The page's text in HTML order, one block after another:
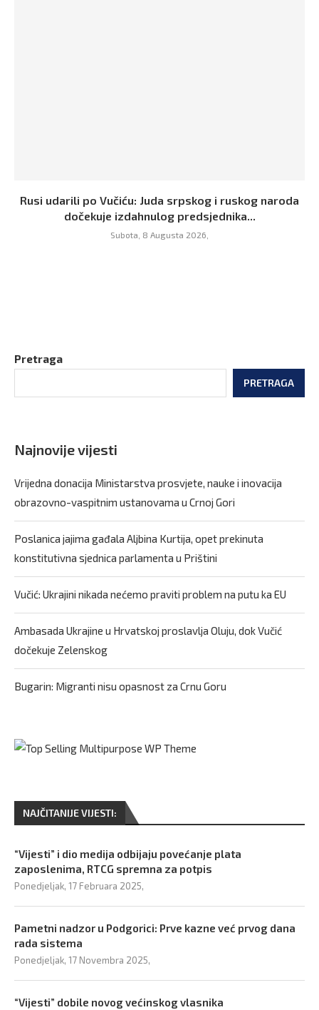
Rusi udarili po Vučiću: Juda srpskog i ruskog naroda
dočekuje izdahnulog predsjednika...
Subota, 8 Augusta 2026,
Pretraga
PRETRAGA
Najnovije vijesti
Vrijedna donacija Ministarstva prosvjete, nauke i inovacija
obrazovno-vaspitnim ustanovama u Crnoj Gori
Poslanica jajima gađala Aljbina Kurtija, opet prekinuta
konstitutivna sjednica parlamenta u Prištini
Vučić: Ukrajini nikada nećemo praviti problem na putu ka EU
Ambasada Ukrajine u Hrvatskoj proslavlja Oluju, dok Vučić
dočekuje Zelenskog
Bugarin: Migranti nisu opasnost za Crnu Goru
NAJČITANIJE VIJESTI:
“Vijesti” i dio medija odbijaju povećanje plata
zaposlenima, RTCG spremna za potpis
Ponedjeljak, 17 Februara 2025,
Pametni nadzor u Podgorici: Prve kazne već prvog dana
rada sistema
Ponedjeljak, 17 Novembra 2025,
“Vijesti” dobile novog većinskog vlasnika